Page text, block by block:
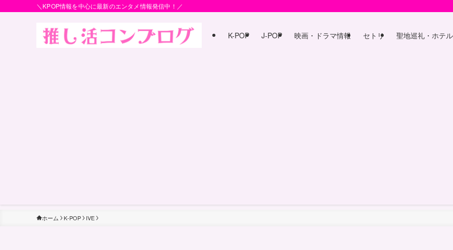
＼KPOP情報を中心に最新のエンタメ情報発信中！／
K-POP J-POP 映画・ドラマ情報 セトリ 聖地巡礼・ホテ
ホーム K-POP IVE